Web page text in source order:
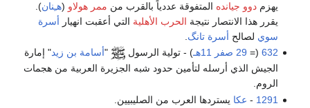
يهزمدوو جيانده المتفوقة عددياً بالقرب من ممر هولاو (هـِنان).
يقرر هذا الانتصار نتيجة الحرب الأهلية التي أعقبت انهيار أسرة
سوي لصالح أسرة تانگ
632
(= 29 صفر 11هـ ) - تولية الرسول "أسامة بن زيد" إمارة
الجيش الذي أرسله لتأمين حدود شبه الجزيرة العربية من هجمات
الروم.
1291
- عكا يستردها العرب من الصليبيين.